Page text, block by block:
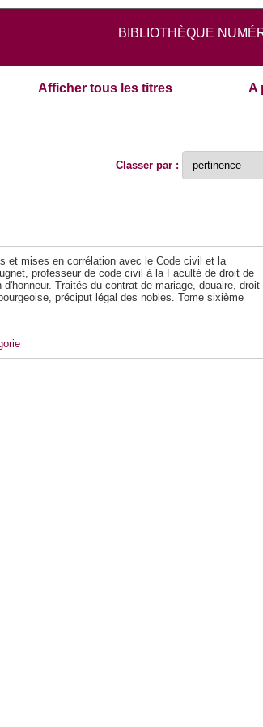
BIBLIOTHÈQUE
Afficher tous les titres A
Classer par :
et mises en corrélation avec le Code civil et la
professeur de code civil à la Faculté de droit de
Traités du contrat de mariage, douaire, droit
préciput légal des nobles. Tome sixième